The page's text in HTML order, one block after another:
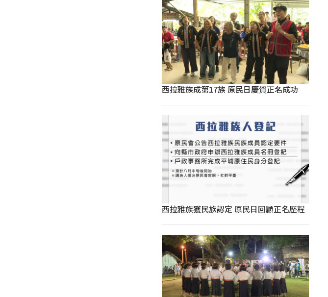
西拉雅族成第17族 原民日慶賀正名成功
西拉雅族獲民族認定 原民日回顧正名歷程